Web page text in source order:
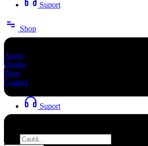
Suport
Shop
Acasă
Despre
Blog
Contact
Suport
...